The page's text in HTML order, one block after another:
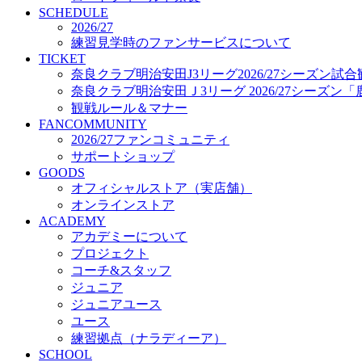
プロジェクト
コーチ&スタッフ
ジュニア
ジュニアユース
ユース
練習拠点（ナラディーア）
SCHOOL
CLUB
2026/27 パートナー企業
パートナー募集
クラブ理念
クラブ情報
サステナビリティ
Web制作支援
応援プロジェクト
SCHEDULE
2026/27
練習見学時のファンサービスについて
TICKET
奈良クラブ明治安田J3リーグ2026/27シーズン試合
奈良クラブ明治安田Ｊ3リーグ 2026/27シーズン「
観戦ルール＆マナー
FANCOMMUNITY
2026/27ファンコミュニティ
サポートショップ
GOODS
オフィシャルストア（実店舗）
オンラインストア
ACADEMY
アカデミーについて
プロジェクト
コーチ&スタッフ
ジュニア
ジュニアユース
ユース
練習拠点（ナラディーア）
SCHOOL